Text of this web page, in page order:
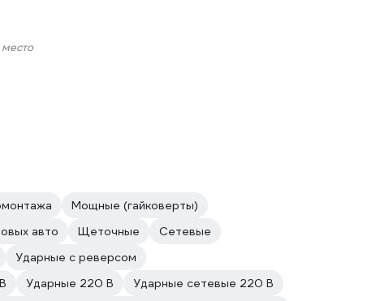
Мощные (гайковерты)
авто Щеточные
Сетевые
Ударные с реверсом
Ударные 220 В
Ударные сетевые 220 В